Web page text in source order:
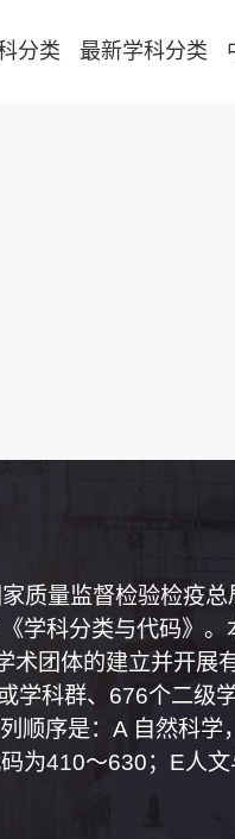
分类 最新学科分类
质量监督检验检疫
学科分类与代码》。
术团体的建立并开展
科群、676个二级学
顺序是：A 自然科学
为410～630；E人文